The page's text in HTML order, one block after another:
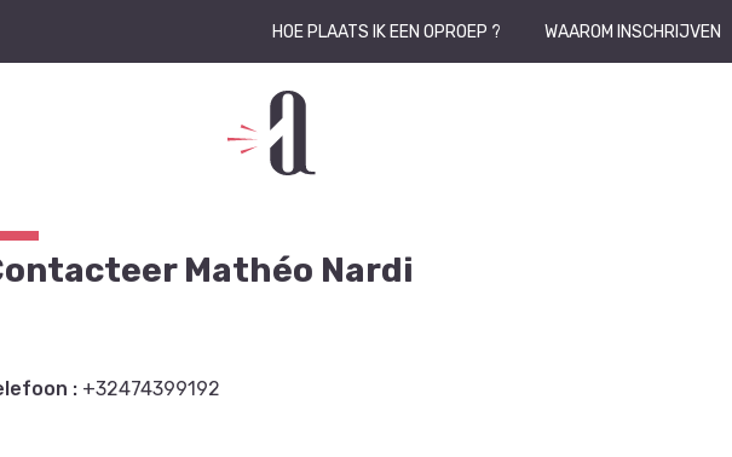
HOE PLAATS IK EEN OPROEP ? WAAROM INSCHRIJVEN
Mathéo Nardi
: +32474399192